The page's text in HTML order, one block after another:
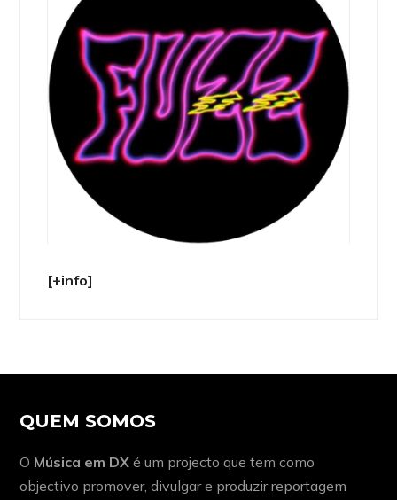
[+info]
QUEM SOMOS
O Música em DX é um projecto que tem como
objectivo promover, divulgar e produzir reportagem